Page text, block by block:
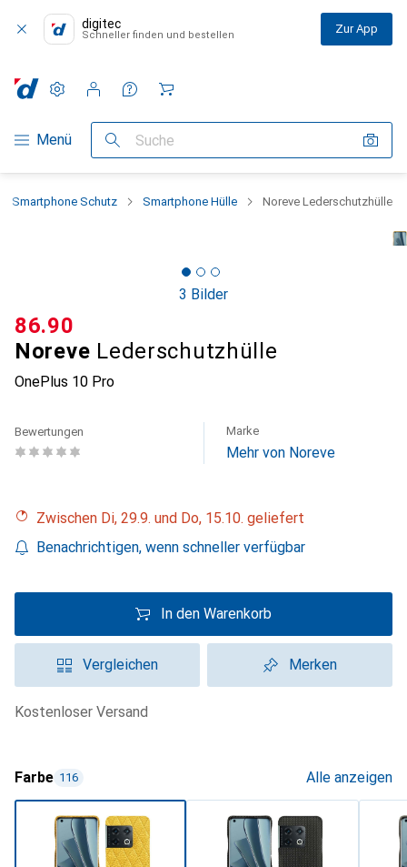
digitec
Schneller finden und bestellen Zur App
Navigation nach Kategorien
Menü Suche
Einstellungen
Kundenkonto
Vergleichslisten
Merklisten
Warenkorb
Smartphone Schutz Smartphone Hülle Noreve Lederschutzhülle
3 Bilder
Noreve Lederschutzhülle
OnePlus 10 Pro
CHF
86.90
Bewertungen Marke
Mehr von Noreve
Zwischen Di, 29.9. und Do, 15.10. geliefert
Benachrichtigen, wenn schneller verfügbar
In den Warenkorb
Vergleichen Merken
kostenloser Versand
Farbe 116 Alle anzeigen